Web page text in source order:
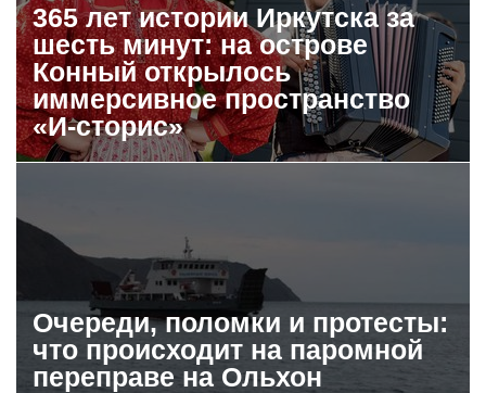
365 лет истории Иркутска за
шесть минут: на острове
Конный открылось
иммерсивное пространство
«И-сторис»
Очереди, поломки и протесты:
что происходит на паромной
переправе на Ольхон